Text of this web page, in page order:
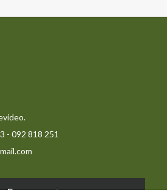
- 092 818 251